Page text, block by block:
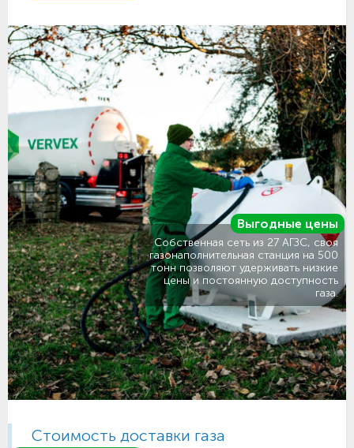
Выгодные цены
Собственная сеть из 27 АГЗС, своя
газонаполнительная станция на 500
тонн позволяют удерживать низкие
цены и постоянную доступность
газа.
Стоимость доставки газа